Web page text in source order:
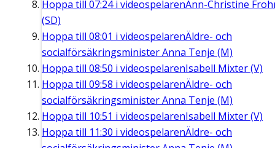
Hoppa till 07:24i videospelarenAnn-Christine
(SD)
Hoppa till 08:01 i videospelarenÄldre- och
socialförsäkringsminister Anna Tenje (M)
Hoppa till 08:50 i videospelarenIsabell Mixter (V)
Hoppa till 09:58 i videospelarenÄldre- och
socialförsäkringsminister Anna Tenje (M)
Hoppa till 10:51 i videospelarenIsabell Mixter (V)
Hoppa till 11:30 i videospelarenÄldre- och